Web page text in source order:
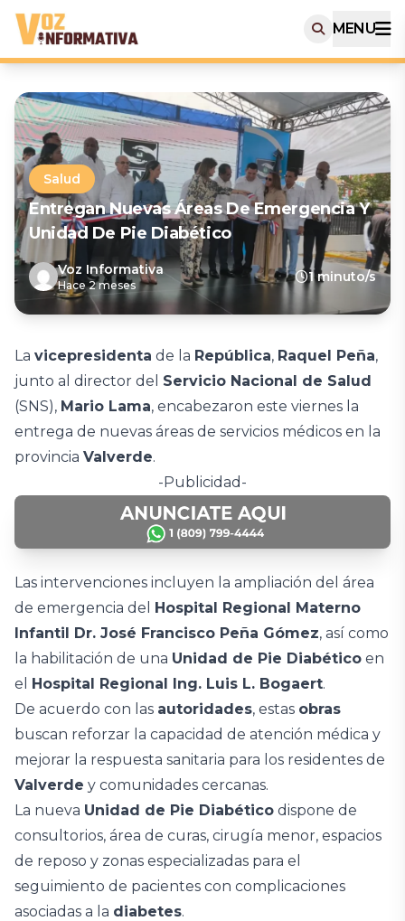
MENU
Salud
Entregan Nuevas Áreas De Emergencia Y
Unidad De Pie Diabético
Voz Informativa
Hace 2 meses
1 minuto/s
La vicepresidenta de la República, Raquel Peña,
junto al director del Servicio Nacional de Salud
(SNS), Mario Lama, encabezaron este viernes la
entrega de nuevas áreas de servicios médicos en la
provincia Valverde.
-Publicidad-
Las intervenciones incluyen la ampliación del área
de emergencia del Hospital Regional Materno
Infantil Dr. José Francisco Peña Gómez, así como
la habilitación de una Unidad de Pie Diabético en
el Hospital Regional Ing. Luis L. Bogaert.
De acuerdo con las autoridades, estas obras
buscan reforzar la capacidad de atención médica y
mejorar la respuesta sanitaria para los residentes de
Valverde y comunidades cercanas.
La nueva Unidad de Pie Diabético dispone de
consultorios, área de curas, cirugía menor, espacios
de reposo y zonas especializadas para el
seguimiento de pacientes con complicaciones
asociadas a la diabetes.